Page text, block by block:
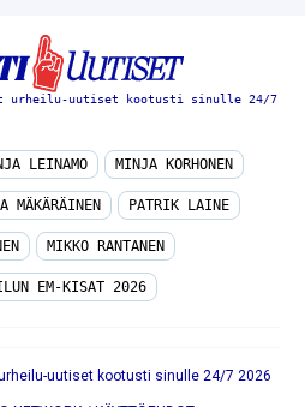
urheilu-uutiset kootusti sinulle 24/7
LEINAMO MINJA KORHONEN
MÄKÄRÄINEN PATRIK LAINE
MIKKO RANTANEN
EM-KISAT 2026
uutiset kootusti sinulle 24/7 2026